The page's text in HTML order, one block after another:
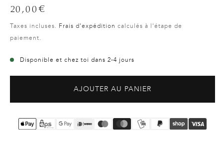
Prix
20,00€
Taxes incluses. Frais d'expédition calculés à l'étape de
paiement.
Disponible et chez toi dans 2-4 jours
AJOUTER AU PANIER